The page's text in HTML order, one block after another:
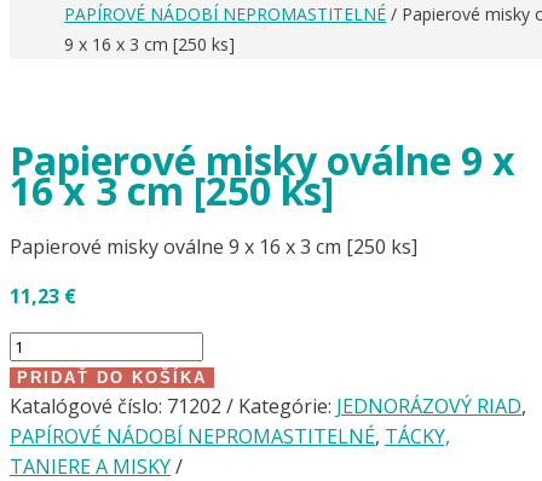
PAPÍROVÉ NÁDOBÍ NEPROMASTITELNÉ / Papierové misky
9 x 16 x 3 cm [250 ks]
Papierové misky oválne 9 x
16 x 3 cm [250 ks]
Papierové misky oválne 9 x 16 x 3 cm [250 ks]
11,23 €
množstvo
Papierové
misky
oválne
9
PRIDAŤ DO KOŠÍKA
Katalógové číslo: 71202 Kategórie: JEDNORÁZOVÝ RIAD,
PAPÍROVÉ NÁDOBÍ NEPROMASTITELNÉ, TÁCKY,
TANIERE A MISKY